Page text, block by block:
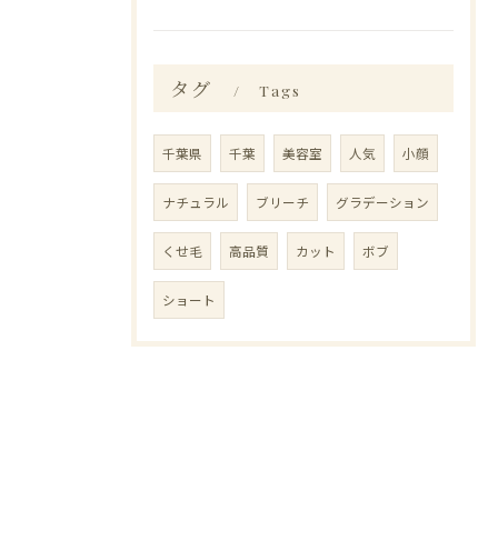
タグ Tags
千葉県 千葉 美容室 人気 小顔
ナチュラル ブリーチ グラデーション
くせ毛 高品質 カット ボブ
ショート